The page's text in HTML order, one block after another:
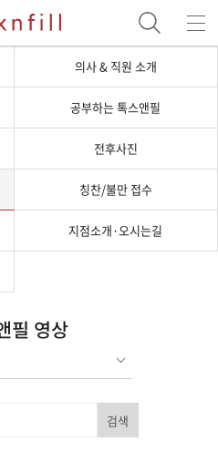
의사 & 직원 소개
공부하는 톡스앤필
전후사진
칭찬/불만 접수
지점소개·오시는길
필 영상
검색